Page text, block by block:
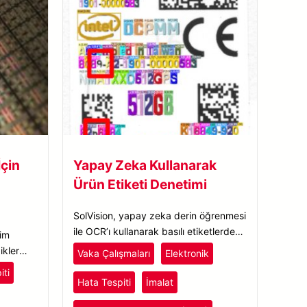
Zeka
Yapay Zeka Kullanarak
Ürün Etiketi Denetimi
SolVision, yapay zeka derin öğrenmesi
ile OCR’ı kullanarak basılı etiketlerdeki
çeşitli metin ve rakam kusurlarını okur
ve tespit eder; böylece elektronik ürün
etiketi denetimini geliştirir.
Vaka Çalışmaları Elektronik
Hata Tespiti İmalat